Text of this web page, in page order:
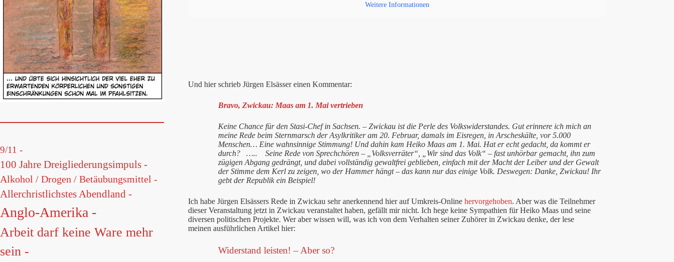
Weitere Informationen
Und hier schrieb Jürgen Elsässer einen Kommentar:
Bravo, Zwickau: Maas am 1. Mai vertrieben
Keine Chance für den Stasi-Chef in Sachsen. – Zwickau ist die Perle des Volkswiderstandes. Gut erinnere ich mich an
meine Rede beim Sternmarsch der Asylkritiker am 20. Februar, damals im Eisregen, in Arscheskälte, vor 5.000
Menschen… Eine wahnsinnige Stimmung! Und dahin kam Heiko Maas am 1. Mai. Hat er echt gedacht, da kommt er
durch? ….. Seine Rede von Sprechchören – „Volksverräter“, „Wir sind das Volk“ – fast unhörbar gemacht, ihn zum
zügigen Abgang gedrängt, und dabei vollständig gewaltfrei geblieben, einfach mit der Macht der Leiber und der Gewalt
der Stimme dem Kerl zu zeigen, wo der Hammer hängt – das kann nur das einige Volk. Deswegen: Danke, Zwickau! Ihr
gebt der Republik ein Beispiel!
Ich habe Jürgen Elsässers Rede in Zwickau sehr anerkennend hier auf Umkreis-Online hervorgehoben. Aber was die Teilnehmer
dieser Veranstaltung jetzt in Zwickau veranstaltet haben, gefällt mir nicht. Ich hege keine Sympathien für Heiko Maas und seine
diversen politischen Projekte. Wer aber wissen will, was ich von dem Verhalten seiner Zuhörer in Zwickau denke, der lese
meinen ausführlichen Artikel hier:
Widerstand leisten! – Aber so?
9/11 -
100 Jahre Dreigliederungsimpuls -
Alkohol / Drogen / Betäubungsmittel -
Allerchristlichstes Abendland -
Anglo-Amerika -
Arbeit darf keine Ware mehr
sein -